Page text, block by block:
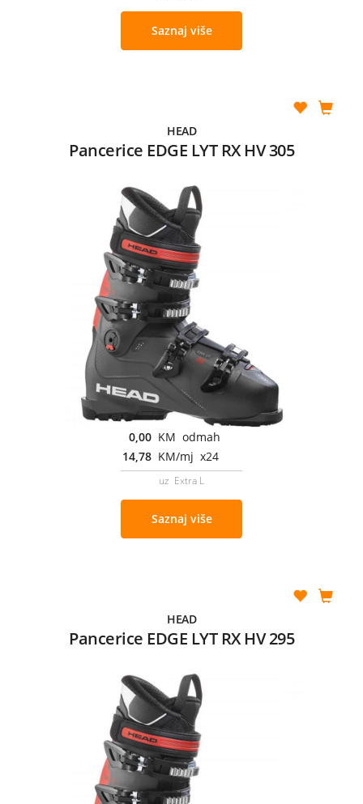
Saznaj više
HEAD
Pancerice EDGE LYT RX HV 305
0,00 KM odmah
14,78 KM/mj x24
uz Extra L
Saznaj više
HEAD
Pancerice EDGE LYT RX HV 295